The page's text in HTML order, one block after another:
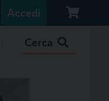
Accedi
Cerca